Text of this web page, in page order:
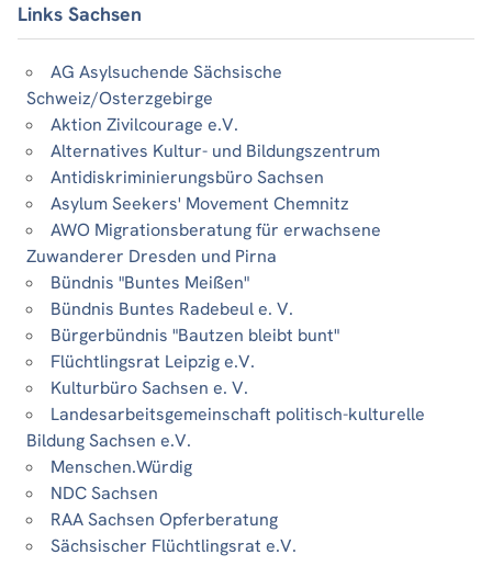
Links Sachsen
AG Asylsuchende Sächsische
Schweiz/Osterzgebirge
Aktion Zivilcourage e.V.
Alternatives Kultur- und Bildungszentrum
Antidiskriminierungsbüro Sachsen
Asylum Seekers' Movement Chemnitz
AWO Migrationsberatung für erwachsene
Zuwanderer Dresden und Pirna
Bündnis "Buntes Meißen"
Bündnis Buntes Radebeul e. V.
Bürgerbündnis "Bautzen bleibt bunt"
Flüchtlingsrat Leipzig e.V.
Kulturbüro Sachsen e. V.
Landesarbeitsgemeinschaft politisch-kulturelle
Bildung Sachsen e.V.
Menschen.Würdig
NDC Sachsen
RAA Sachsen Opferberatung
Sächsischer Flüchtlingsrat e.V.